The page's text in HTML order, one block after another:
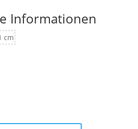
Informationen
cm